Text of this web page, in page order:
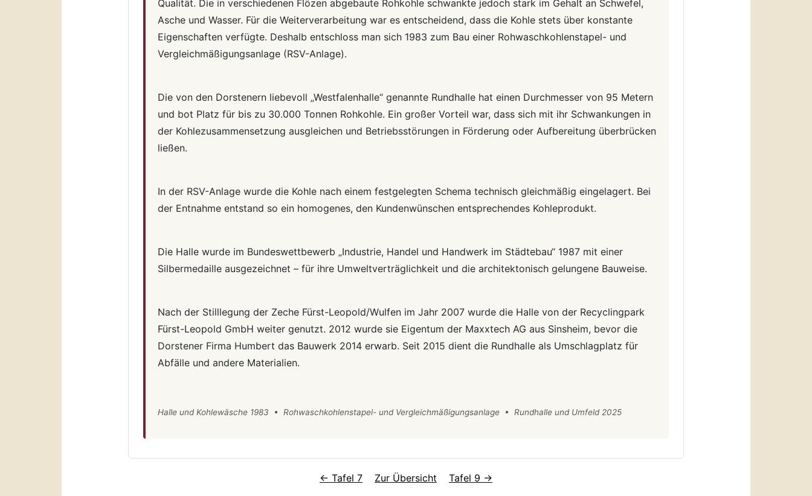
Qualität. Die in verschiedenen Flözen abgebaute Rohkohle schwankte jedoch stark im Gehalt an Schwefel,
Asche und Wasser. Für die Weiterverarbeitung war es entscheidend, dass die Kohle stets über konstante
Eigenschaften verfügte. Deshalb entschloss man sich 1983 zum Bau einer Rohwaschkohlenstapel- und
Vergleichmäßigungsanlage (RSV-Anlage).
Die von den Dorstenern liebevoll „Westfalenhalle“ genannte Rundhalle hat einen Durchmesser von 95 Metern
und bot Platz für bis zu 30.000 Tonnen Rohkohle. Ein großer Vorteil war, dass sich mit ihr Schwankungen in
der Kohlezusammensetzung ausgleichen und Betriebsstörungen in Förderung oder Aufbereitung überbrücken
ließen.
In der RSV-Anlage wurde die Kohle nach einem festgelegten Schema technisch gleichmäßig eingelagert. Bei
der Entnahme entstand so ein homogenes, den Kundenwünschen entsprechendes Kohleprodukt.
Die Halle wurde im Bundeswettbewerb „Industrie, Handel und Handwerk im Städtebau“ 1987 mit einer
Silbermedaille ausgezeichnet – für ihre Umweltverträglichkeit und die architektonisch gelungene Bauweise.
Nach der Stilllegung der Zeche Fürst-Leopold/Wulfen im Jahr 2007 wurde die Halle von der Recyclingpark
Fürst-Leopold GmbH weiter genutzt. 2012 wurde sie Eigentum der Maxxtech AG aus Sinsheim, bevor die
Dorstener Firma Humbert das Bauwerk 2014 erwarb. Seit 2015 dient die Rundhalle als Umschlagplatz für
Abfälle und andere Materialien.
Halle und Kohlewäsche 1983 • Rohwaschkohlenstapel- und Vergleichmäßigungsanlage • Rundhalle und Umfeld 2025
← Tafel 7 Zur Übersicht Tafel 9 →